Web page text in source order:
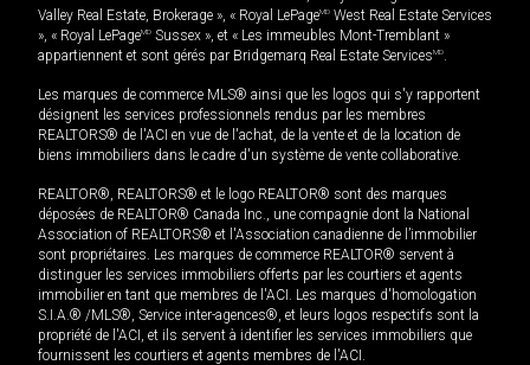
Valley Real Estate, Brokerage », « Royal LePageMD West Real Estate Services
», « Royal LePageMD Sussex », et « Les immeubles Mont-Tremblant »
appartiennent et sont gérés par Bridgemarq Real Estate ServicesMD.
Les marques de commerce MLS® ainsi que les logos qui s'y rapportent
désignent les services professionnels rendus par les membres
REALTORS® de l'ACI en vue de l'achat, de la vente et de la location de
biens immobiliers dans le cadre d'un système de vente collaborative.
REALTOR®, REALTORS® et le logo REALTOR® sont des marques
déposées de REALTOR® Canada Inc., une compagnie dont la National
Association of REALTORS® et l'Association canadienne de l’immobilier
sont propriétaires. Les marques de commerce REALTOR® servent à
distinguer les services immobiliers offerts par les courtiers et agents
immobilier en tant que membres de l'ACI. Les marques d'homologation
S.I.A.® /MLS®, Service inter-agences®, et leurs logos respectifs sont la
propriété de l'ACI, et ils servent à identifier les services immobiliers que
fournissent les courtiers et agents membres de l'ACI.